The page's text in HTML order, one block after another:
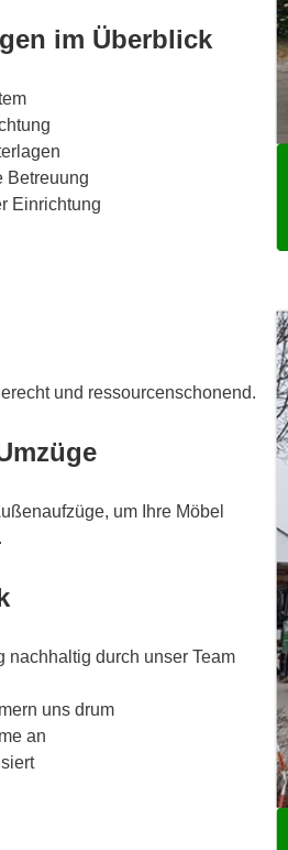
im Überblick
Betreuung
Einrichtung
und ressourcenschonend.
um Ihre Möbel
nachhaltig durch unser Team
uns drum
an